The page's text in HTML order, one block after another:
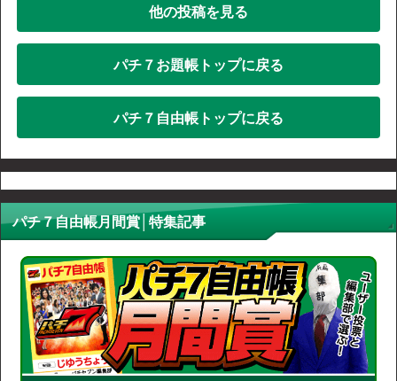
他の投稿を見る
パチ７お題帳トップに戻る
パチ７自由帳トップに戻る
パチ７自由帳月間賞│特集記事